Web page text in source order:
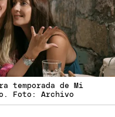
temporada de Mi
Foto: Archivo